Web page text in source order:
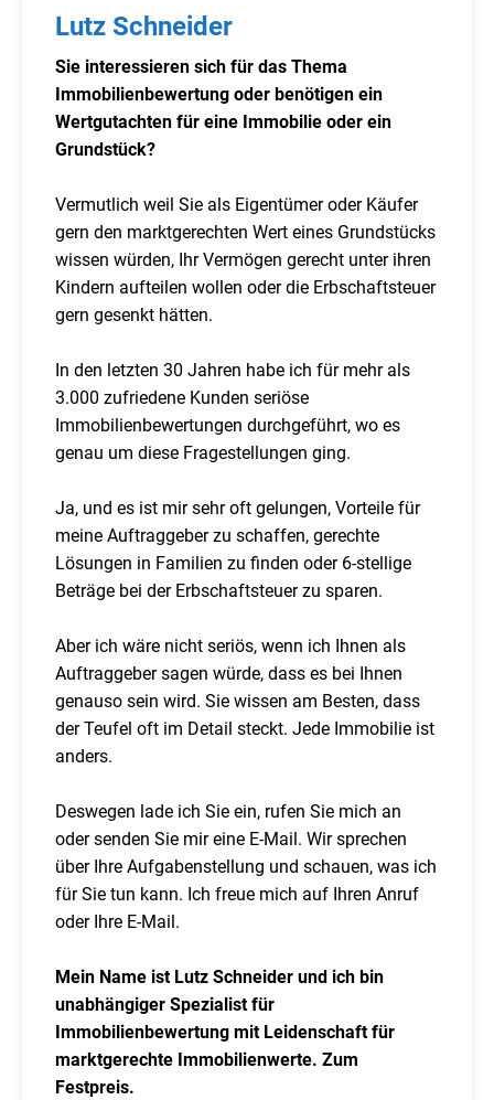
Lutz Schneider
Sie interessieren sich für das Thema
Immobilienbewertung oder benötigen ein
Wertgutachten für eine Immobilie oder ein
Grundstück?
Vermutlich weil Sie als Eigentümer oder Käufer
gern den marktgerechten Wert eines Grundstücks
wissen würden, Ihr Vermögen gerecht unter ihren
Kindern aufteilen wollen oder die Erbschaftsteuer
gern gesenkt hätten.
In den letzten 30 Jahren habe ich für mehr als
3.000 zufriedene Kunden seriöse
Immobilienbewertungen durchgeführt, wo es
genau um diese Fragestellungen ging.
Ja, und es ist mir sehr oft gelungen, Vorteile für
meine Auftraggeber zu schaffen, gerechte
Lösungen in Familien zu finden oder 6-stellige
Beträge bei der Erbschaftsteuer zu sparen.
Aber ich wäre nicht seriös, wenn ich Ihnen als
Auftraggeber sagen würde, dass es bei Ihnen
genauso sein wird. Sie wissen am Besten, dass
der Teufel oft im Detail steckt. Jede Immobilie ist
anders.
Deswegen lade ich Sie ein, rufen Sie mich an
oder senden Sie mir eine E-Mail. Wir sprechen
über Ihre Aufgabenstellung und schauen, was ich
für Sie tun kann. Ich freue mich auf Ihren Anruf
oder Ihre E-Mail.
Mein Name ist Lutz Schneider und ich bin
unabhängiger Spezialist für
Immobilienbewertung mit Leidenschaft für
marktgerechte Immobilienwerte. Zum
Festpreis.